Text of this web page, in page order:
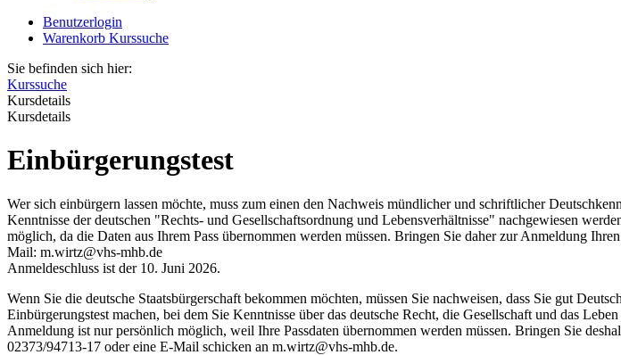
Benutzerlogin
Warenkorb Kurssuche
Sie befinden sich hier:
Kurssuche
Kursdetails
Kursdetails
Einbürgerungstest
Wer sich einbürgern lassen möchte, muss zum einen den Nachweis mündlicher und schriftlicher
Kenntnisse der deutschen "Rechts- und Gesellschaftsordnung und Lebensverhältnisse" nachgewiesen
möglich, da die Daten aus Ihrem Pass übernommen werden müssen. Bringen Sie daher zur Anmeldung
Mail: m.wirtz@vhs-mhb.de
Anmeldeschluss ist der 10. Juni 2026.
Wenn Sie die deutsche Staatsbürgerschaft bekommen möchten, müssen Sie nachweisen, dass Sie gut
Einbürgerungstest machen, bei dem Sie Kenntnisse über das deutsche Recht, die Gesellschaft und das
Anmeldung ist nur persönlich möglich, weil Ihre Passdaten übernommen werden müssen. Bringen Sie
02373/94713-17 oder eine E-Mail schicken an m.wirtz@vhs-mhb.de.